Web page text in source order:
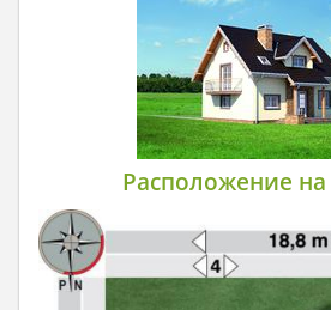
Расположение на